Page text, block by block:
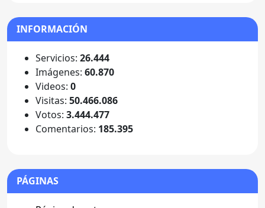
INFORMACIÓN
Servicios: 26.444
Imágenes: 60.870
Videos: 0
Visitas: 50.466.086
Votos: 3.444.477
Comentarios: 185.395
PÁGINAS